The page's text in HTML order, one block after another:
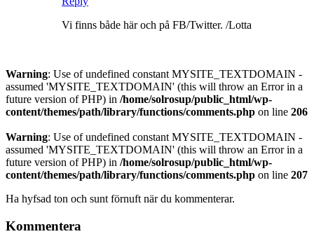
Vi finns både här och på FB/Twitter. /Lotta
Warning: Use of undefined constant MYSITE_TEXTDOMAIN -
assumed 'MYSITE_TEXTDOMAIN' (this will throw an Error in a
future version of PHP) in /home/solrosup/public_html/wp-
content/themes/path/library/functions/comments.php on line 206
Warning: Use of undefined constant MYSITE_TEXTDOMAIN -
assumed 'MYSITE_TEXTDOMAIN' (this will throw an Error in a
future version of PHP) in /home/solrosup/public_html/wp-
content/themes/path/library/functions/comments.php on line 207
Ha hyfsad ton och sunt förnuft när du kommenterar.
Kommentera